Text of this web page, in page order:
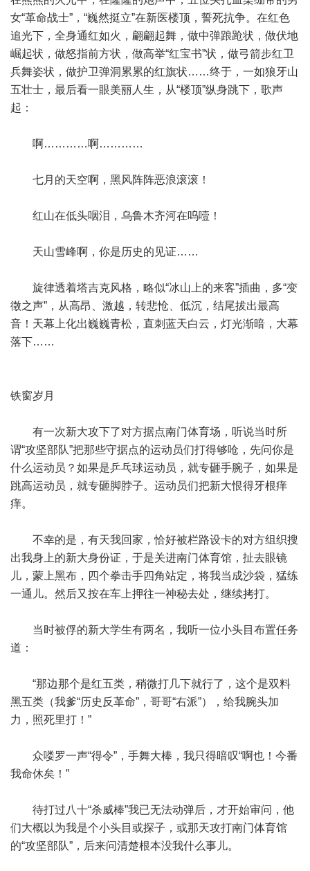
女“革命战士”，“巍然挺立”在新医楼顶，誓死抗争。在红色
追光下，全身通红如火，翩翩起舞，做中弹踉跄状，做伏地
崛起状，做怒指前方状，做高举“红宝书”状，做弓箭步红卫
兵舞姿状，做护卫弹洞累累的红旗状……终于，一如狼牙山
五壮士，最后看一眼美丽人生，从“楼顶”纵身跳下，歌声
起：
啊…………啊…………
七月的天空啊，黑风阵阵恶浪滚滚！
红山在低头咽泪，乌鲁木齐河在呜噎！
天山雪峰啊，你是历史的见证……
旋律透着塔吉克风格，略似“冰山上的来客”插曲，多“变
徵之声”，从高昂、激越，转悲怆、低沉，结尾拔出最高
音！天幕上化出巍巍青松，直刺蓝天白云，灯光渐暗，大幕
落下……
铁窗岁月
有一次新大攻下了对方据点南门体育场，听说当时所
谓“攻坚部队”把那些守据点的运动员们打得够呛，先问你是
什么运动员？如果是乒乓球运动员，就专砸手腕子，如果是
跳高运动员，就专砸脚脖子。运动员们把新大恨得牙根痒
痒。
不幸的是，有天我回家，恰好被栏路设卡的对方组织搜
出我身上的新大身份证，于是关进南门体育馆，扯去眼镜
儿，蒙上黑布，四个拳击手四角站定，将我当成沙袋，猛练
一通儿。然后又按在车上押往一神秘去处，继续拷打。
当时被俘的新大学生有两名，我听一位小头目布置任务
道：
“那边那个是红五类，稍微打几下就行了，这个是双料
黑五类（我爹“历史反革命”，哥哥“右派”），给我腕头加
力，照死里打！”
众喽罗一声“得令”，手舞大棒，我只得暗叹“啊也！今番
我命休矣！”
待打过八十“杀威棒”我已无法动弹后，才开始审问，他
们大概以为我是个小头目或探子，或那天攻打南门体育馆
的“攻坚部队”，后来问清楚根本没我什么事儿。